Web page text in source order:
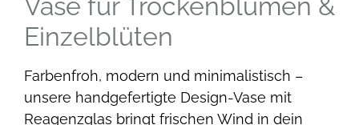
Einzelblüten
Farbenfroh, modern und minimalistisch –
unsere handgefertigte Design-Vase mit
Reagenzglas bringt frischen Wind in dein